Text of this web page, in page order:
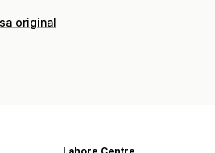
original